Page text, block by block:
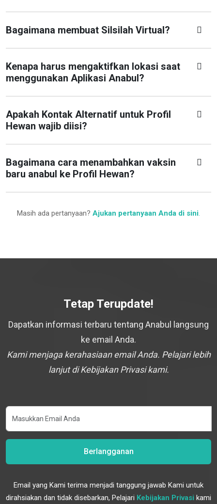
Bagaimana membuat Silsilah Virtual?
Kenapa harus mengaktifkan lokasi saat
menggunakan Aplikasi Anabul?
Apakah Kontak Alternatif untuk Profil
Hewan wajib diisi?
Bagaimana cara menambahkan vaksin
baru anabul ke Profil Hewan?
Masih ada pertanyaan? Ajukan pertanyaan Anda di sini.
Tetap Terupdate!
Dapatkan informasi terbaru tentang Anabul langsung
ke email Anda.
Kami menjaga kerahasiaan email Anda. Pelajari lebih
lanjut di Kebijakan Privasi kami.
Berlangganan
Email yang Kami terima menjadi tanggung jawab Kami untuk
dirahsiakan dan tidak disebarkan, Pelajari Kebijakan Privasi kami